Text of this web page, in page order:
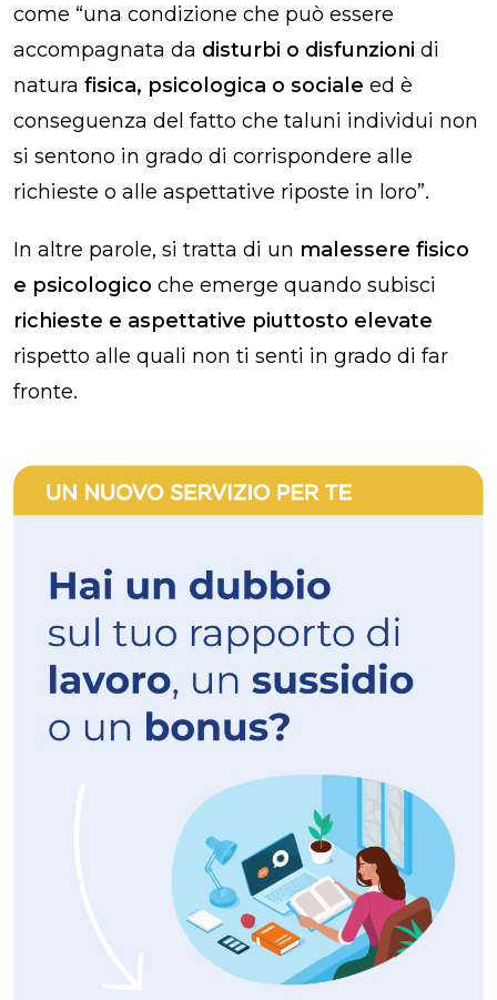
come “una condizione che può essere
accompagnata da disturbi o disfunzioni di
natura fisica, psicologica o sociale ed è
conseguenza del fatto che taluni individui non
si sentono in grado di corrispondere alle
richieste o alle aspettative riposte in loro”.
In altre parole, si tratta di un malessere fisico
e psicologico che emerge quando subisci
richieste e aspettative piuttosto elevate
rispetto alle quali non ti senti in grado di far
fronte.